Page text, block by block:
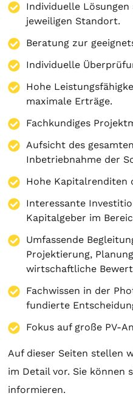
Individuelle
jeweiligen Standort.
Beratung zur
Individuelle
Hohe
maximale Erträge.
Fachkundiges
Aufsicht des
Inbetriebnahme der
Hohe Kapitalrenditen
Interessante
Kapitalgeber im
Umfassende
Projektierung, Planung
wirtschaftliche
Fachwissen in der
fundierte
Fokus auf große PV-
Auf dieser Seiten stellen
im Detail vor. Sie können
informieren.